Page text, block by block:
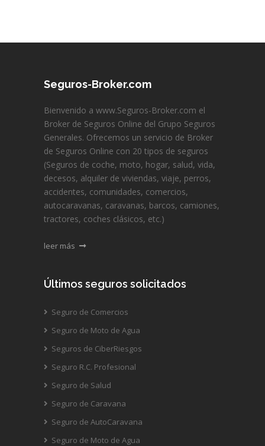
Seguros-Broker.com
Bienvenido a www.Seguros-Broker.com el
Broker de Seguros Online del Grupo Seguros
Generales. Ofrecemos un servicio de Broker
de Seguros Online con 20 tipos de seguros
(Seguros de coche, moto, hogar, salud, vida,
decesos, alquiler de viviendas, viaje, perros,
accidentes, comunidades, comercios,
autocaravanas, caravanas, barcos, camiones,
tractores, coches clásicos, etc.)
leer más
Últimos seguros solicitados
Seguro de Comercios
Seguro de Moto de Agua
Seguros de CiberRiesgos
Seguro R.C. Profesional
Seguro de Salud
Seguro de Caravana
Seguro de AutoCaravana
Seguro de Moto de Agua